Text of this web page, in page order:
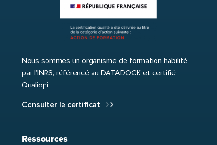
Nous sommes un organisme de formation habilité
par l’INRS, référencé au DATADOCK et certifié
Qualiopi.
Consulter le certificat
Ressources